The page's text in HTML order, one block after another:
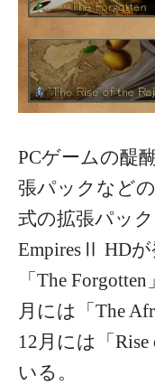
PCゲームの醍
張パックなど
式の拡張パッ
EmpiresⅡ HD
「The
月には「The
12月には「
いる。